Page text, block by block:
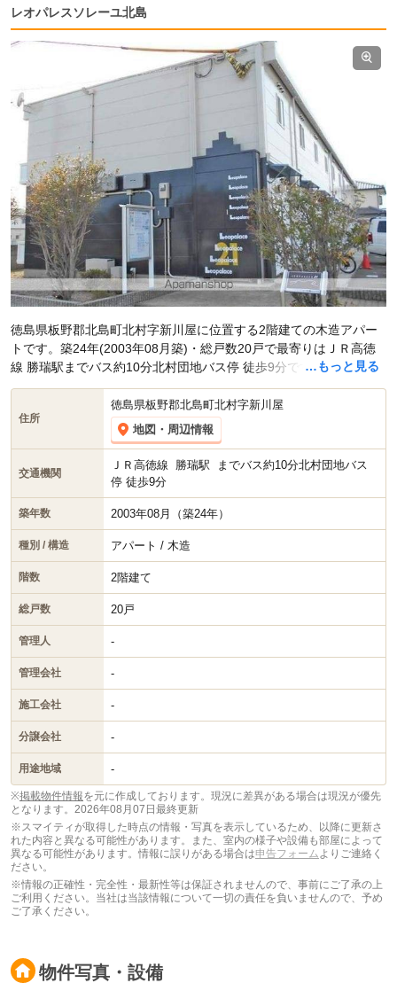
レオパレスソレーユ北島
…もっと見る
徳島県板野郡北島町北村字新川屋に位置する2階建ての木造アパー
トです。築24年(2003年08月築)・総戸数20戸で最寄りはＪＲ高徳
線 勝瑞駅までバス約10分北村団地バス停 徒歩9分です。現在スマイ
ティに賃貸募集中の部屋が4件(1K)掲載されています。
住所
徳島県板野郡北島町北村字新川屋
地図・周辺情報
交通機関
ＪＲ高徳線 勝瑞駅
までバス約10分北村団地バス
停 徒歩9分
築年数 2003年08月（築24年）
種別 / 構造 アパート / 木造
階数 2階建て
総戸数 20戸
管理人 -
管理会社 -
施工会社 -
分譲会社 -
用途地域 -
※掲載物件情報を元に作成しております。現況に差異がある場合は現況が優先
となります。 2026年08月07日最終更新
※スマイティが取得した時点の情報・写真を表示しているため、以降に更新さ
れた内容と異なる可能性があります。また、室内の様子や設備も部屋によって
異なる可能性があります。情報に誤りがある場合は申告フォーム よりご連絡く
ださい。
※情報の正確性・完全性・最新性等は保証されませんので、事前にご了承の上
ご利用ください。当社は当該情報について一切の責任を負いませんので、予め
ご了承ください。
物件写真・設備